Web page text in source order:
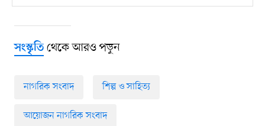
সংস্কৃতিথেকে আরও পড়ুন
নাগরিক সংবাদ শিল্প ও সাহিত্য
আয়োজন নাগরিক সংবাদ